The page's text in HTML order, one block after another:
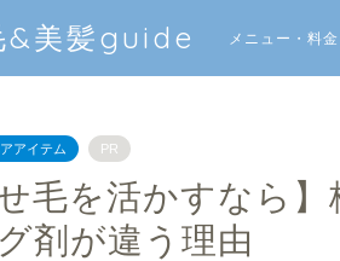
&美髪guide メニュー・料金
アイテム PR
せ毛を活かすなら
剤が違う理由